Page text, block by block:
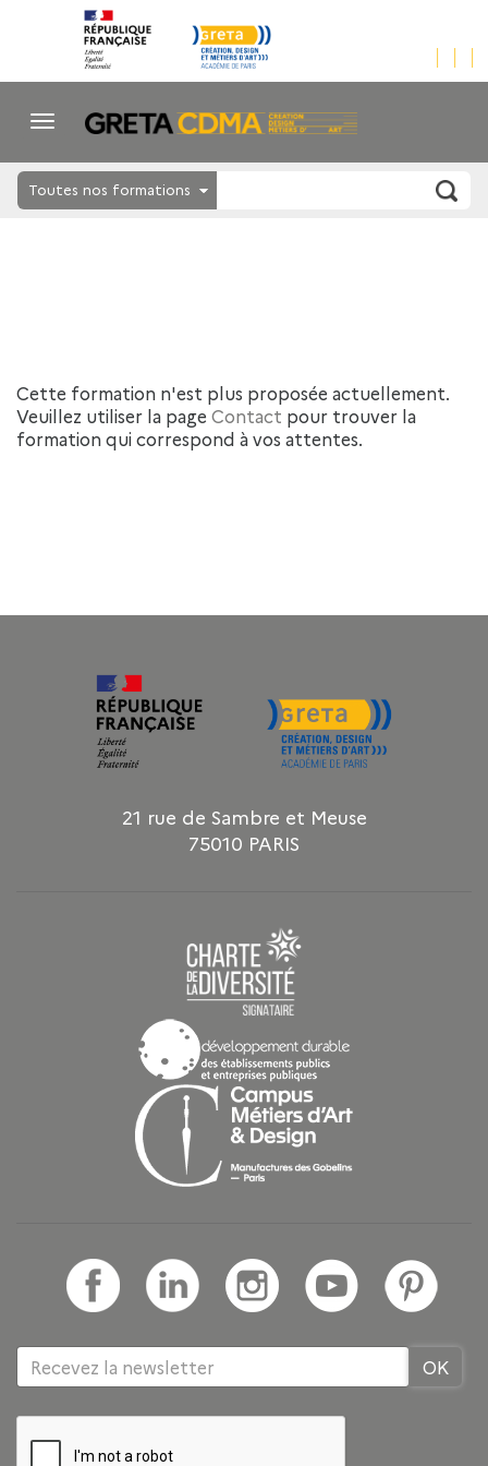
Toutes nos formations
Cette formation n'est plus proposée actuellement.
Veuillez utiliser la page Contact pour trouver la
formation qui correspond à vos attentes.
21 rue de Sambre et Meuse
75010 PARIS